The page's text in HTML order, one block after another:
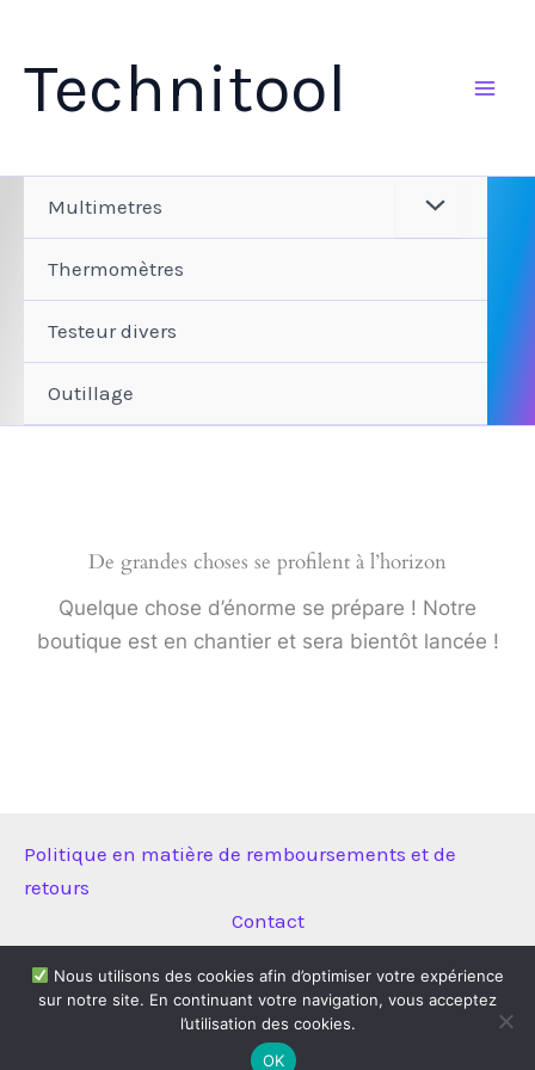
contenu
Technitool
Multimetres
Thermomètres
Testeur divers
Outillage
De grandes choses se profilent à l’horizon
Quelque chose d’énorme se prépare ! Notre
boutique est en chantier et sera bientôt lancée !
Politique en matière de remboursements et de
retours
Contact
Copyright © 2026 Technitool | Propulsé parThème WordPress
Astra
Nous utilisons des cookies afin d’optimiser votre expérience
sur notre site. En continuant votre navigation, vous acceptez
l’utilisation des cookies.
OK